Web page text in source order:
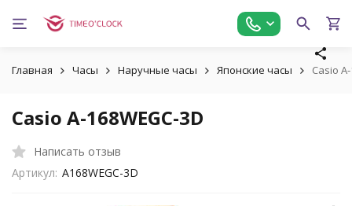
Главная Часы Наручные часы Японские часы Casio
Casio A-168WEGC-3D
Написать отзыв
Артикул: A168WEGC-3D